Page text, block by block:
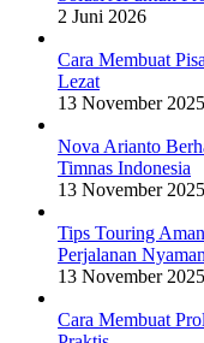
2 Juni 2026
Cara Membuat
Lezat
13 November 2025
Nova Arianto
Timnas Indonesia
13 November 2025
Tips Touring
Perjalanan
13 November 2025
Cara Membuat